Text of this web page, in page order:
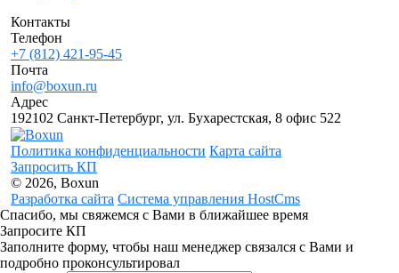
Политика конфиденциальности Карта сайта
Запросить КП
© 2026, Boxun
Разработка сайта Система управления HostCms
Контакты
Телефон
+7 (812) 421-95-45
Почта
info@boxun.ru
Адрес
192102 Санкт-Петербург, ул. Бухарестская, 8 офис 522
Спасибо, мы свяжемся с Вами в ближайшее время
Запросите КП
Заполните форму, чтобы наш менеджер связался с Вами и
подробно проконсультировал